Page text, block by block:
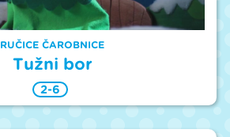
RUČICE ČAROBNICE
Tužni bor
2-6